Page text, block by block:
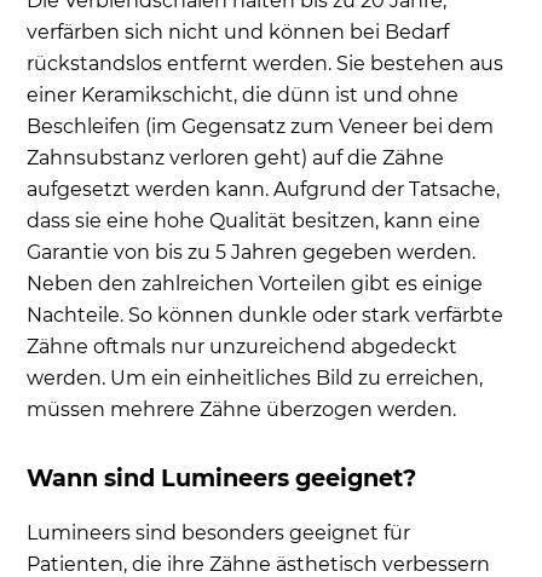
verfärben sich nicht und können bei Bedarf
rückstandslos entfernt werden. Sie bestehen aus
einer Keramikschicht, die dünn ist und ohne
Beschleifen (im Gegensatz zum Veneer bei dem
Zahnsubstanz verloren geht) auf die Zähne
aufgesetzt werden kann. Aufgrund der Tatsache,
dass sie eine hohe Qualität besitzen, kann eine
Garantie von bis zu 5 Jahren gegeben werden.
Neben den zahlreichen Vorteilen gibt es einige
Nachteile. So können dunkle oder stark verfärbte
Zähne oftmals nur unzureichend abgedeckt
werden. Um ein einheitliches Bild zu erreichen,
müssen mehrere Zähne überzogen werden.
Wann sind Lumineers geeignet?
Lumineers sind besonders geeignet für
Patienten, die ihre Zähne ästhetisch verbessern